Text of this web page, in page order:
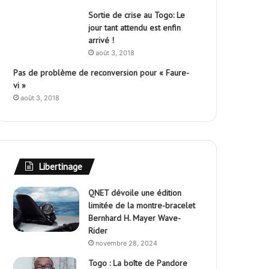
Sortie de crise au Togo: Le
jour tant attendu est enfin
arrivé !
août 3, 2018
Pas de problème de reconversion pour « Faure-
vi »
août 3, 2018
Libertinage
QNET dévoile une édition
limitée de la montre-bracelet
Bernhard H. Mayer Wave-
Rider
novembre 28, 2024
Togo : La boîte de Pandore